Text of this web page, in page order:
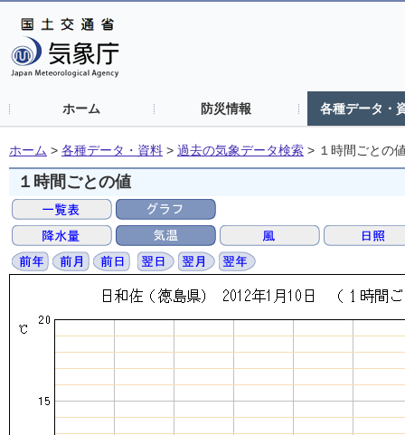
ホーム 防災情報 各種データ・
ホーム > 各種データ・資料 > 過去の気象データ検索 > １時間ごとの
１時間ごとの値